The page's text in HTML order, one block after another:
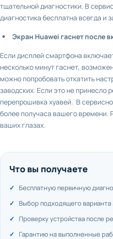
тщательной диагностики. В
диагностика бесплатна всегда и
Экран Huawei гаснет после
Если дисплей смартфона
несколько минут гаснет,
можно попробовать откатить
заводских. Если это не принесло
перепрошивка хуавей. В
более получаса вашего времени.
ваших глазах.
Что вы получаете
Бесплатную первичную
Выбор подходящего варианта
Проверку устройства после
Гарантию на выполненные